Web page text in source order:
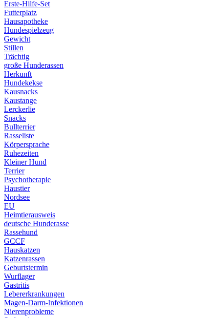
Erste-Hilfe-Set
Futterplatz
Hausapotheke
Hundespielzeug
Gewicht
Stillen
Trächtig
große Hunderassen
Herkunft
Hundekekse
Kausnacks
Kaustange
Lerckerlie
Snacks
Bullterrier
Rasseliste
Körpersprache
Ruhezeiten
Kleiner Hund
Terrier
Psychotherapie
Haustier
Nordsee
EU
Heimtierausweis
deutsche Hunderasse
Rassehund
GCCF
Hauskatzen
Katzenrassen
Geburtstermin
Wurflager
Gastritis
Lebererkrankungen
Magen-Darm-Infektionen
Nierenprobleme